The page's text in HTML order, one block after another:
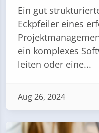
Ein gut
Eckpfeiler eines
ein komplexes
leiten oder eine...
Aug 26, 2024